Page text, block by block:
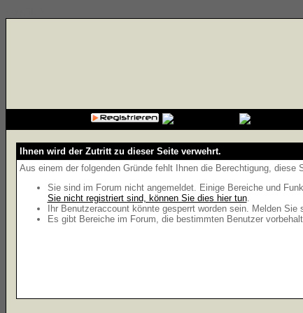
Ihnen wird der Zutritt zu dieser Seite verwehrt.
Aus einem der folgenden Gründe fehlt Ihnen die Berechtigung, diese
Sie sind im Forum nicht angemeldet. Einige Bereiche und
Sie nicht registriert sind, können Sie dies hier tun.
Ihr Benutzeraccount könnte gesperrt worden sein. Melden
Es gibt Bereiche im Forum, die bestimmten Benutzer